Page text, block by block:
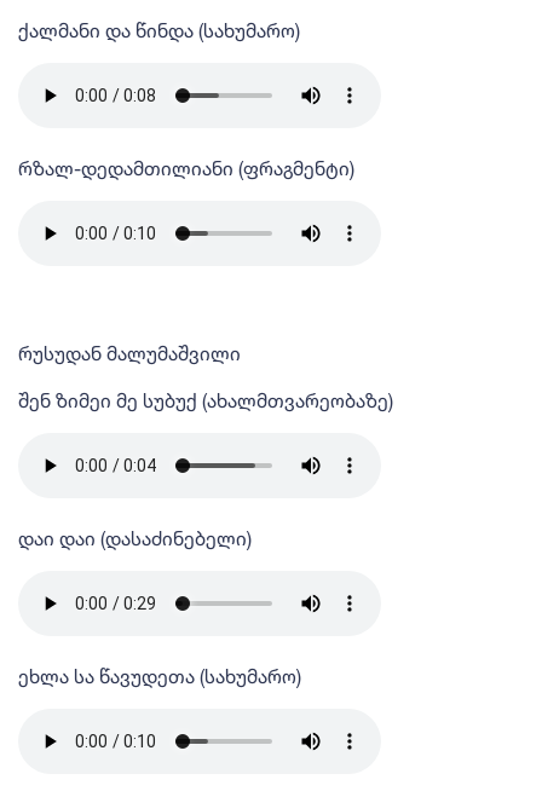
ქალმანი და წინდა (სახუმარო)
რზალ-დედამთილიანი (ფრაგმენტი)
რუსუდან მალუმაშვილი
შენ ზიმეი მე სუბუქ (ახალმთვარეობაზე)
დაი დაი (დასაძინებელი)
ეხლა სა წავუდეთა (სახუმარო)